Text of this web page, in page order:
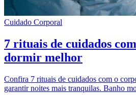
Cuidado Corporal
7 rituais de cuidados
dormir melhor
Confira 7 rituais de cuidados com o
garantir noites mais tranquilas. Banho